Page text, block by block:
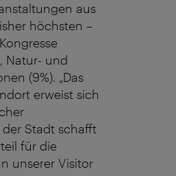
aus
höchsten –
Natur- und
(9%). „Das
erweist sich
Stadt schafft
für die
unserer Visitor